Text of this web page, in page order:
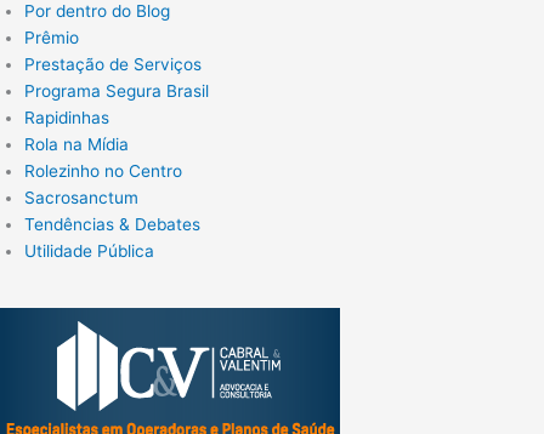
Por dentro do Blog
Prêmio
Prestação de Serviços
Programa Segura Brasil
Rapidinhas
Rola na Mídia
Rolezinho no Centro
Sacrosanctum
Tendências & Debates
Utilidade Pública